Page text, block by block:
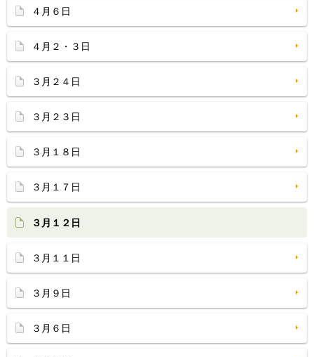
４月６日
４月２・３日
３月２４日
３月２３日
３月１８日
３月１７日
３月１２日
３月１１日
３月９日
３月６日